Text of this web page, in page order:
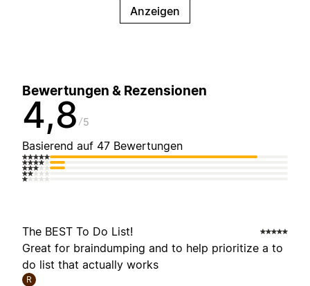
Anzeigen
Bewertungen & Rezensionen
4,8 5
Basierend auf 47 Bewertungen
The BEST To Do List!
Great for braindumping and to help prioritize a to
do list that actually works
R